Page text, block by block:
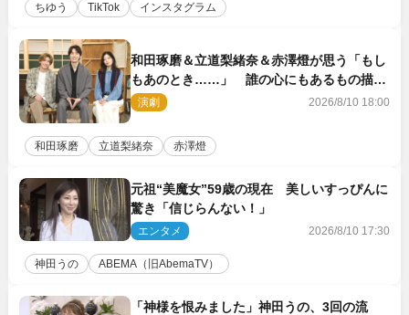
ちゆう TikTok インスタグラム
和田琢磨＆立道梨緒奈＆赤澤燈が思う「もし
もあのとき……」 誰の心にもあるもの描く
舞台『回転する夜』に込める思い
演劇 2026/8/10 18:00
和田琢磨 立道梨緒奈 赤澤燈
元祖“美魔女”59歳の現在 美しいすっぴんに
驚き「信じらんない！」
エンタメ 2026/8/10 17:30
神田うの ABEMA（旧AbemaTV）
「神様を恨みました」神田うの、3回の流